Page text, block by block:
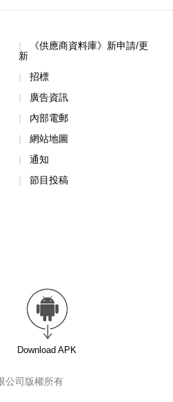
《供應商資料庫》新申請/更
新
招標
廣告資訊
內部電郵
網站地圖
通知
節目投稿
Download APK
公司版權所有